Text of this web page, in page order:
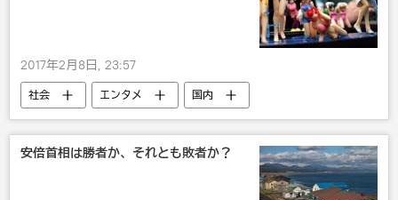
2017年2月8日, 23:57
社会 エンタメ
国内
アニメ
安倍首相は勝者か、それとも敗者か？